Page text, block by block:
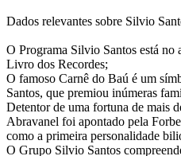
Dados relevantes sobre Silvio
O Programa Silvio Santos está no
Livro dos Recordes;
O famoso Carnê do Baú é um
Santos, que premiou inúmeras
Detentor de uma fortuna de mais
Abravanel foi apontado pela
como a primeira personalidade
O Grupo Silvio Santos